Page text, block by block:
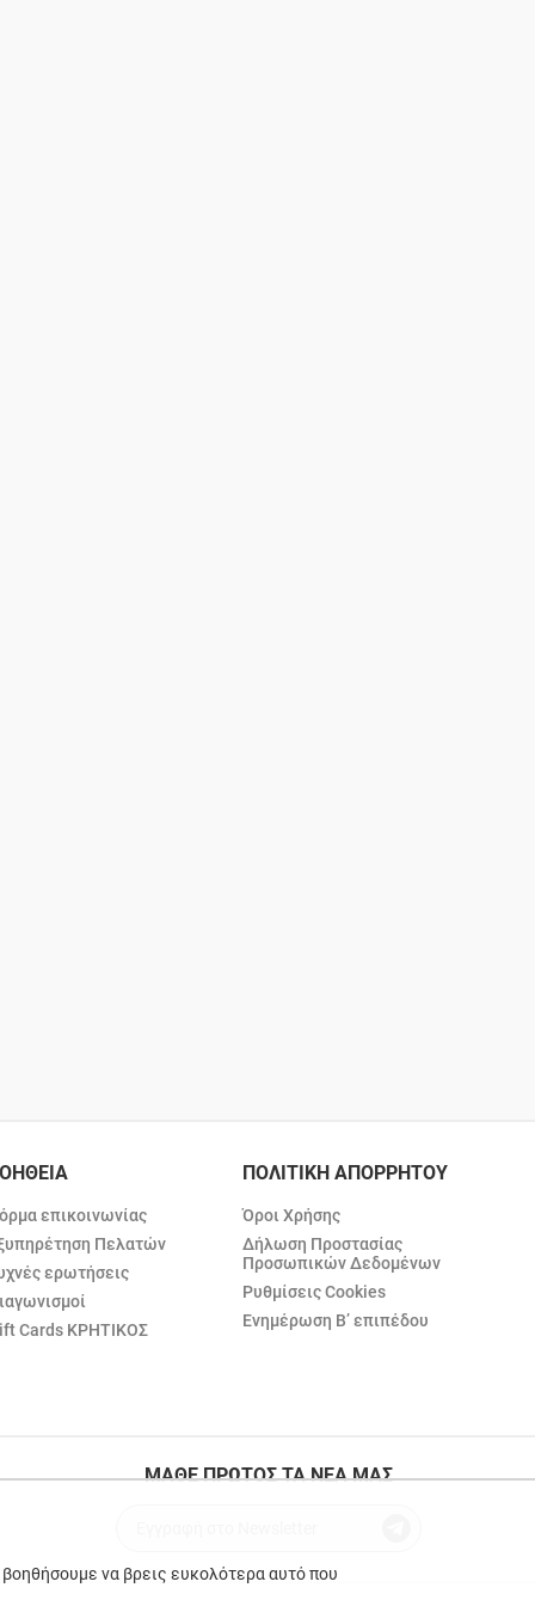
επικοινωνίας
Πελατών
ερωτήσεις
Cards ΚΡΗΤΙΚΟΣ
ΠΟΛΙΤΙΚΗ ΑΠΟΡΡΗΤΟΥ
Όροι Χρήσης
Δήλωση Προστασίας
Προσωπικών Δεδομένων
Ρυθμίσεις Cookies
Ενημέρωση Β’ επιπέδου
ΜΑΘΕ ΠΡΩΤΟΣ ΤΑ ΝΕΑ ΜΑΣ
να βρεις ευκολότερα αυτό που